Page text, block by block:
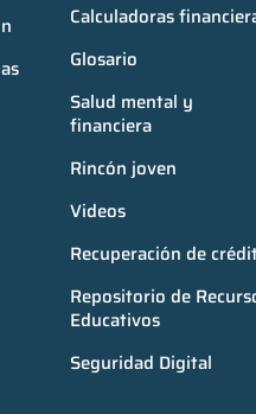
Calculadoras
Glosario
Salud mental y
financiera
Rincón joven
Videos
Recuperación de
Repositorio de
Educativos
Seguridad Digital